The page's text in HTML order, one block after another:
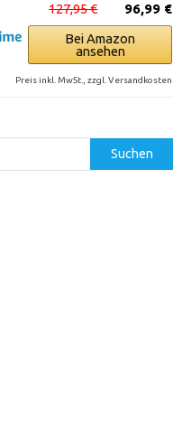
96,99 €
127,95 €
Bei Amazon
ansehen
Preis inkl. MwSt., zzgl. Versandkosten
Suchen